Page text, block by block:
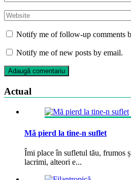
Notify me of follow-up comments
Notify me of new posts by email.
Actual
Mă pierd la tine-n suflet
Îmi place în sufletul tău, frumos
lacrimi, alteori e...